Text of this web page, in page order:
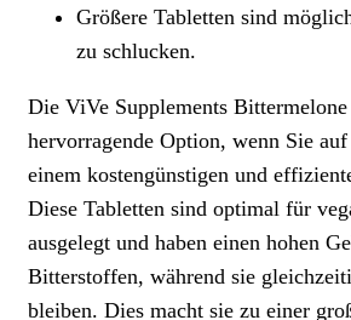
Größere Tabletten sind
zu schlucken.
Die ViVe Supplements
hervorragende Option, wenn Sie
einem kostengünstigen und
Diese Tabletten sind optimal für
ausgelegt und haben einen hohen
Bitterstoffen, während sie
bleiben. Dies macht sie zu einer